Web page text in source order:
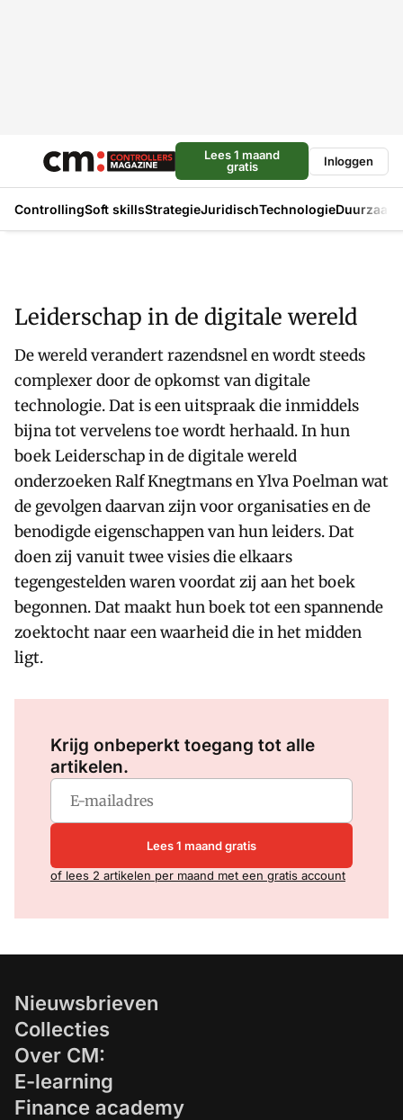
Lees 1 maand
gratis
Inloggen
ControllingSoft skillsStrategieJuridischTechnologie
Leiderschap in de digitale wereld
De wereld verandert razendsnel en wordt steeds
complexer door de opkomst van digitale
technologie. Dat is een uitspraak die inmiddels
bijna tot vervelens toe wordt herhaald. In hun
boek Leiderschap in de digitale wereld
onderzoeken Ralf Knegtmans en Ylva Poelman wat
de gevolgen daarvan zijn voor organisaties en de
benodigde eigenschappen van hun leiders. Dat
doen zij vanuit twee visies die elkaars
tegengestelden waren voordat zij aan het boek
begonnen. Dat maakt hun boek tot een spannende
zoektocht naar een waarheid die in het midden
ligt.
Krijg onbeperkt toegang tot alle
artikelen.
Lees 1 maand gratis
of lees 2 artikelen per maand met een gratis account
Nieuwsbrieven
Collecties
Over CM:
E-learning
Finance academy